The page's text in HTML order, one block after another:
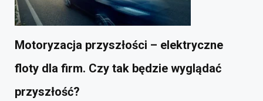
Motoryzacja przyszłości – elektryczne
floty dla firm. Czy tak będzie wyglądać
przyszłość?